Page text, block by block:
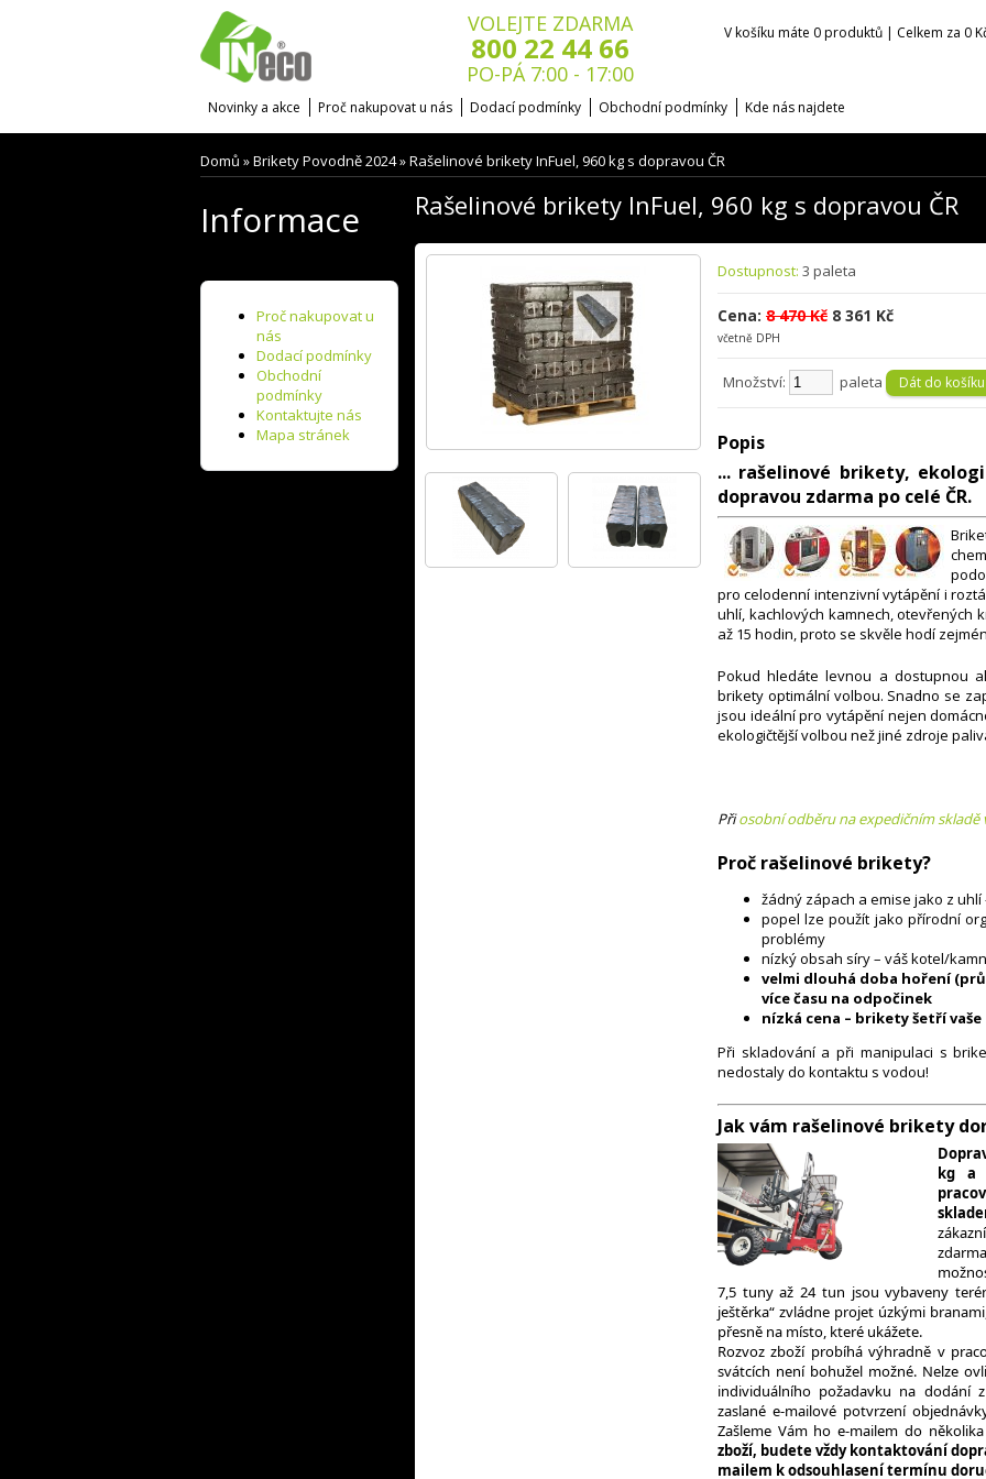
VOLEJTE ZDARMA
800 22 44 66
PO-PÁ 7:00 - 17:00
V košíku máte 0 produktů | Celkem za 0
Novinky a akce Proč nakupovat u nás Dodací podmínky Obchodní podmínky Kde nás najdete
Domů »Brikety Povodně 2024»Rašelinové brikety InFuel, 960 kg s dopravou ČR
Informace
Proč nakupovat u
nás
Dodací podmínky
Obchodní
podmínky
Kontaktujte nás
Mapa stránek
Rašelinové brikety InFuel, 960 kg s dopravou ČR
Dostupnost: 3 paleta
Cena: 8 470 Kč 8 361 Kč
včetně DPH
Množství: paleta
Popis
... rašelinové brikety,
dopravou zdarma po celé ČR.
pro celodenní intenzivní vytápění i
uhlí, kachlových kamnech, otevřených
až 15 hodin, proto se skvěle hodí
Pokud hledáte levnou a dostupnou
brikety optimální volbou. Snadno se
jsou ideální pro vytápění nejen
ekologičtější volbou než jiné zdroje
Přiosobní odběru na expedičním skladě
Proč rašelinové brikety?
žádný zápach a emise jako z
popel lze použít jako přírodní
problémy
nízký obsah síry – váš kotel/
velmi dlouhá doba hoření
více času na odpočinek
nízká cena – brikety šetří
Při skladování a při manipulaci s
nedostaly do kontaktu s vodou!
Jak vám rašelinové brikety
kg a
7,5 tuny až 24 tun jsou vybaveny
ještěrka“ zvládne projet úzkými
přesně na místo, které ukážete.
Rozvoz zboží probíhá výhradně v
svátcích není bohužel možné. Nelze
individuálního požadavku na dodání
zaslané e-mailové potvrzení
Zašleme Vám ho e-mailem do
zboží, budete vždy kontaktování
mailem k odsouhlasení termínu